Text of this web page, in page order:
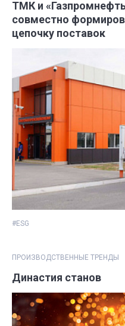
ТМК и
совместно
цепочку поставок
#ESG
ПРОИЗВОДСТВЕННЫЕ ТРЕНДЫ
Династия станов